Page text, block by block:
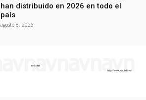
han distribuido en 2026 en todo el
país
agosto 8, 2026